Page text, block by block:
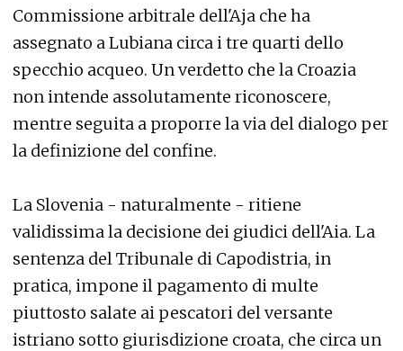
Commissione arbitrale dell'Aja che ha
assegnato a Lubiana circa i tre quarti dello
specchio acqueo. Un verdetto che la Croazia
non intende assolutamente riconoscere,
mentre seguita a proporre la via del dialogo per
la definizione del confine.
La Slovenia - naturalmente - ritiene
validissima la decisione dei giudici dell'Aia. La
sentenza del Tribunale di Capodistria, in
pratica, impone il pagamento di multe
piuttosto salate ai pescatori del versante
istriano sotto giurisdizione croata, che circa un